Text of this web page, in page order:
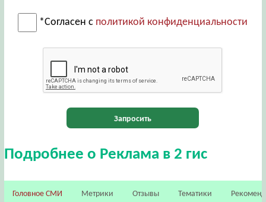
*Согласен с политикой конфиденциальности
Запросить
Подробнее о Реклама в 2 гис
Головное СМИ Метрики Отзывы Тематики